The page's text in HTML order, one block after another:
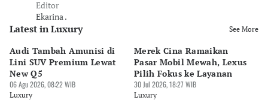
Editor
Ekarina .
Latest in Luxury See More
Audi Tambah Amunisi di
Lini SUV Premium Lewat
New Q5
06 Agu 2026, 08:22 WIB
Luxury
Merek Cina Ramaikan
Pasar Mobil Mewah, Lexus
Pilih Fokus ke Layanan
30 Jul 2026, 18:27 WIB
Luxury